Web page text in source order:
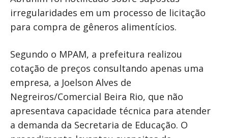
irregularidades em um processo de licitação
para compra de gêneros alimentícios.
Segundo o MPAM, a prefeitura realizou
cotação de preços consultando apenas uma
empresa, a Joelson Alves de
Negreiros/Comercial Beira Rio, que não
apresentava capacidade técnica para atender
a demanda da Secretaria de Educação. O